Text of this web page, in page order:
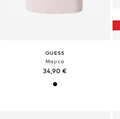
GUESS
Majica
34,90 €